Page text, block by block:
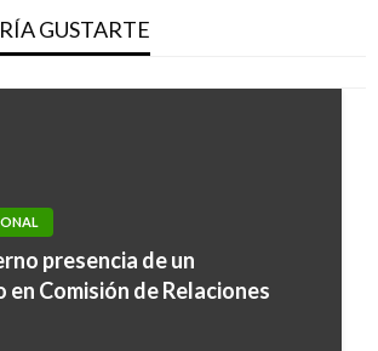
GUSTARTE
presencia de un
en Comisión de Relaciones